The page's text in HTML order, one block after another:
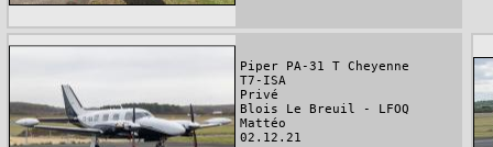
Piper PA-31 T Cheyenne
T7-ISA
Privé
Blois Le Breuil - LFOQ
Mattéo
02.12.21